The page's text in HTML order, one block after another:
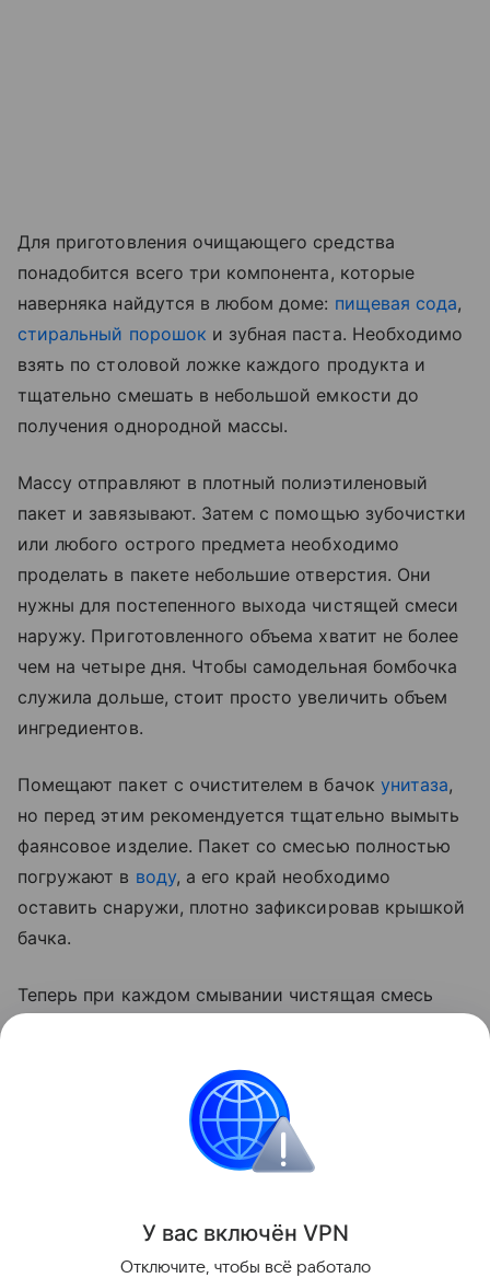
Для приготовления очищающего средства
понадобится всего три компонента, которые
наверняка найдутся в любом доме: пищевая сода,
стиральный порошок и зубная паста. Необходимо
взять по столовой ложке каждого продукта и
тщательно смешать в небольшой емкости до
получения однородной массы.
Массу отправляют в плотный полиэтиленовый
пакет и завязывают. Затем с помощью зубочистки
или любого острого предмета необходимо
проделать в пакете небольшие отверстия. Они
нужны для постепенного выхода чистящей смеси
наружу. Приготовленного объема хватит не более
чем на четыре дня. Чтобы самодельная бомбочка
служила дольше, стоит просто увеличить объем
ингредиентов.
Помещают пакет с очистителем в бачок унитаза,
но перед этим рекомендуется тщательно вымыть
фаянсовое изделие. Пакет со смесью полностью
погружают в воду, а его край необходимо
оставить снаружи, плотно зафиксировав крышкой
бачка.
Теперь при каждом смывании чистящая смесь
пленка поможет предотвратить появление новых
загрязнений и поддержатьсвежий аромат
У вас включён VPN
Отключите, чтобы всё работало